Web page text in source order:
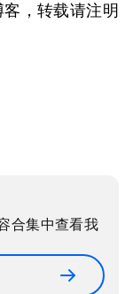
客，转载请注明
合集中查看我